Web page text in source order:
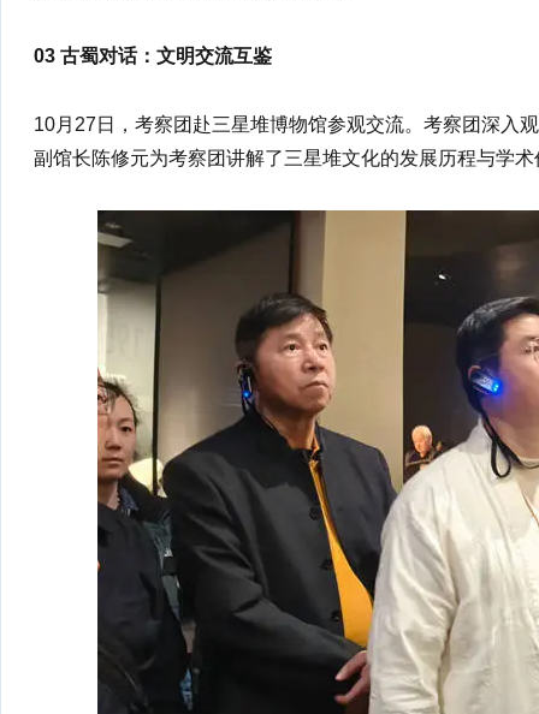
03 古蜀对话：文明交流互鉴
10月27日，考察团赴三星堆博物馆参观交流。考察团深入
副馆长陈修元为考察团讲解了三星堆文化的发展历程与学术